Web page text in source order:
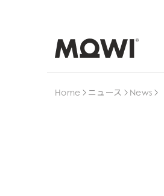
Home ニュース News